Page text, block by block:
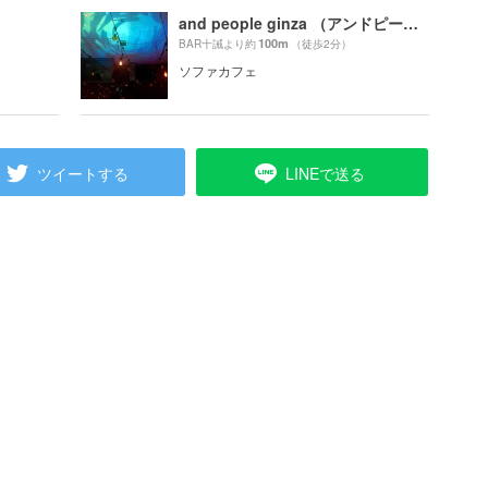
and people ginza （アンドピープル）
BAR十誡より約100m （徒歩2分）
ソファカフェ
ツイートする LINEで送る